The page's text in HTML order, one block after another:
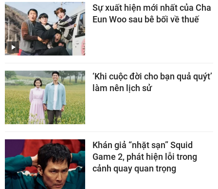
Sự xuất hiện mới nhất của Cha
Eun Woo sau bê bối về thuế
‘Khi cuộc đời cho bạn quả quýt’
làm nên lịch sử
Khán giả “nhặt sạn” Squid
Game 2, phát hiện lỗi trong
cảnh quay quan trọng